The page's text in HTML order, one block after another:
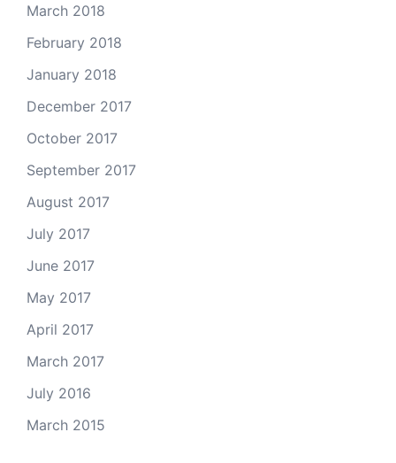
March 2018
February 2018
January 2018
December 2017
October 2017
September 2017
August 2017
July 2017
June 2017
May 2017
April 2017
March 2017
July 2016
March 2015